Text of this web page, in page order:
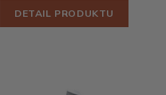
DETAIL PRODUKTU